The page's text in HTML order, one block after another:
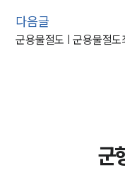
다음글
군